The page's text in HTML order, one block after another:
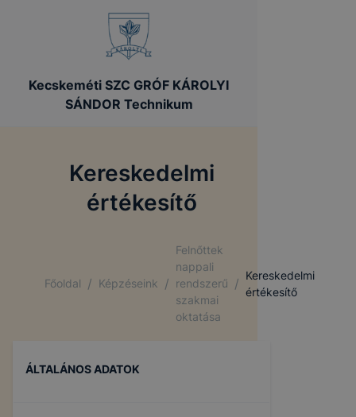
Kecskeméti SZC GRÓF KÁROLYI
SÁNDOR Technikum
Kereskedelmi
értékesítő
Főoldal / Képzéseink /
Felnőttek
nappali
rendszerű
szakmai
oktatása
/
Kereskedelmi
értékesítő
ÁLTALÁNOS ADATOK